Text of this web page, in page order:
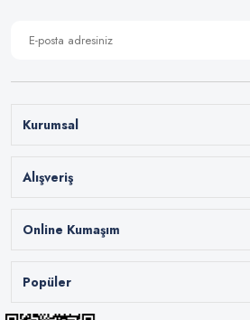
Kurumsal
Alışveriş
Online Kumaşım
Popüler